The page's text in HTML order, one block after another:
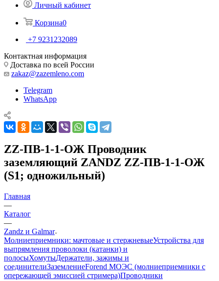
Личный кабинет
Корзина0
+7 9231232089
Контактная информация
Доставка по всей России
zakaz@zazemleno.com
Telegram
WhatsApp
ZZ-ПВ-1-1-ОЖ Проводник
заземляющий ZANDZ ZZ-ПВ-1-1-ОЖ
(S1; одножильный)
Главная
—
Каталог
—
Zandz и Galmar
Молниеприемники: мачтовые и стержневыеУстройства для
выпрямления проволоки (катанки) и
полосыХомутыДержатели, зажимы и
соединителиЗаземлениеForend МОЭС (молниеприемники с
опережающей эмиссией стримера)Проводники